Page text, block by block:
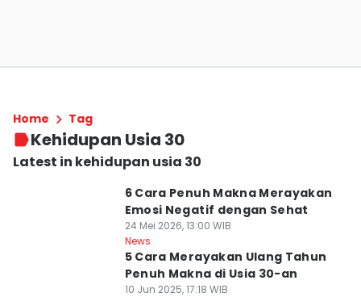
Home Tag
Kehidupan Usia 30
Latest in kehidupan usia 30
6 Cara Penuh Makna Merayakan
Emosi Negatif dengan Sehat
24 Mei 2026, 13:00 WIB
News
5 Cara Merayakan Ulang Tahun
Penuh Makna di Usia 30-an
10 Jun 2025, 17:18 WIB